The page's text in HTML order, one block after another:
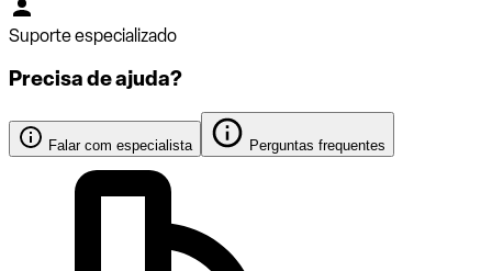
Suporte especializado
Precisa de ajuda?
Falar com especialista Perguntas frequentes